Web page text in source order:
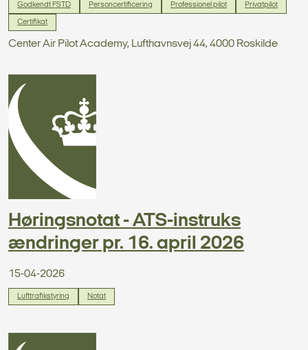
Godkendt FSTD Personcertificering Professionel pilot Privatpilot
Certifikat
Center Air Pilot Academy, Lufthavnsvej 44, 4000 Roskilde
Høringsnotat - ATS-instruks
ændringer pr. 16. april 2026
15-04-2026
Lufttrafikstyring Notat